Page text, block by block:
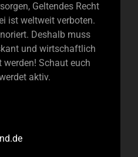
Geltendes Recht
ist weltweit verboten.
Deshalb muss
und wirtschaftlich
Schaut euch
aktiv.